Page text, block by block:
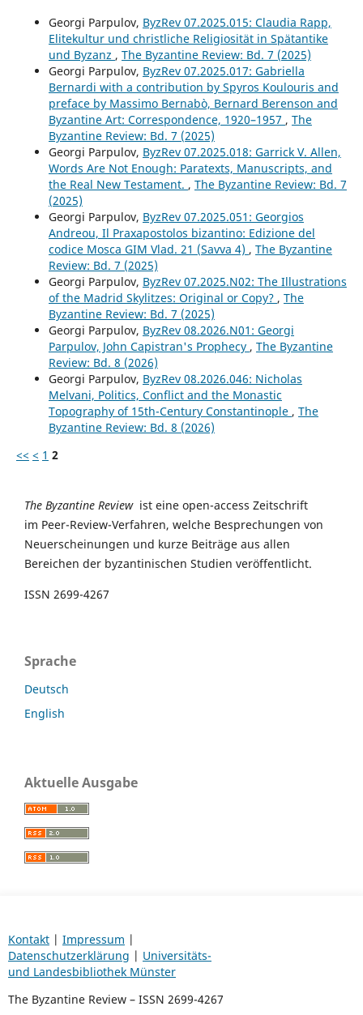
Georgi Parpulov, ByzRev 07.2025.015: Claudia Rapp,
Elitekultur und christliche Religiosität in Spätantike
und Byzanz , The Byzantine Review: Bd. 7 (2025)
Georgi Parpulov, ByzRev 07.2025.017: Gabriella
Bernardi with a contribution by Spyros Koulouris and
preface by Massimo Bernabò, Bernard Berenson and
Byzantine Art: Correspondence, 1920–1957 , The
Byzantine Review: Bd. 7 (2025)
Georgi Parpulov, ByzRev 07.2025.018: Garrick V. Allen,
Words Are Not Enough: Paratexts, Manuscripts, and
the Real New Testament. , The Byzantine Review: Bd. 7
(2025)
Georgi Parpulov, ByzRev 07.2025.051: Georgios
Andreou, Il Praxapostolos bizantino: Edizione del
codice Mosca GIM Vlad. 21 (Savva 4) , The Byzantine
Review: Bd. 7 (2025)
Georgi Parpulov, ByzRev 07.2025.N02: The Illustrations
of the Madrid Skylitzes: Original or Copy? , The
Byzantine Review: Bd. 7 (2025)
Georgi Parpulov, ByzRev 08.2026.N01: Georgi
Parpulov, John Capistran's Prophecy , The Byzantine
Review: Bd. 8 (2026)
Georgi Parpulov, ByzRev 08.2026.046: Nicholas
Melvani, Politics, Conflict and the Monastic
Topography of 15th-Century Constantinople , The
Byzantine Review: Bd. 8 (2026)
<< < 1 2
The Byzantine Reviewist eine open-access Zeitschrift
im Peer-Review-Verfahren, welche Besprechungen von
Neuerscheinungen und kurze Beiträge aus allen
Bereichen der byzantinischen Studien veröffentlicht.
ISSN 2699-4267
Sprache
Deutsch
English
Aktuelle Ausgabe
Kontakt| Impressum |
Datenschutzerklärung | Universitäts-
und Landesbibliothek Münster
The Byzantine Review – ISSN 2699-4267